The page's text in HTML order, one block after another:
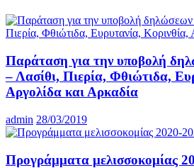
Παράταση για την υποβολή
– Λασίθι, Πιερία, Φθιώτιδα,
Αργολίδα και Αρκαδία
admin 28/03/2019
Προγράμματα μελισσοκομίας